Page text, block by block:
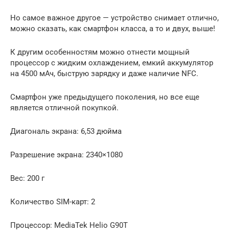
Но самое важное другое — устройство снимает отлично,
можно сказать, как смартфон класса, а то и двух, выше!
К другим особенностям можно отнести мощный
процессор с жидким охлаждением, емкий аккумулятор
на 4500 мАч, быструю зарядку и даже наличие NFC.
Смартфон уже предыдущего поколения, но все еще
является отличной покупкой.
Диагональ экрана: 6,53 дюйма
Разрешение экрана: 2340×1080
Вес: 200 г
Количество SIM-карт: 2
Процессор: MediaTek Helio G90T